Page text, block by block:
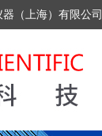
（上海）有限公司